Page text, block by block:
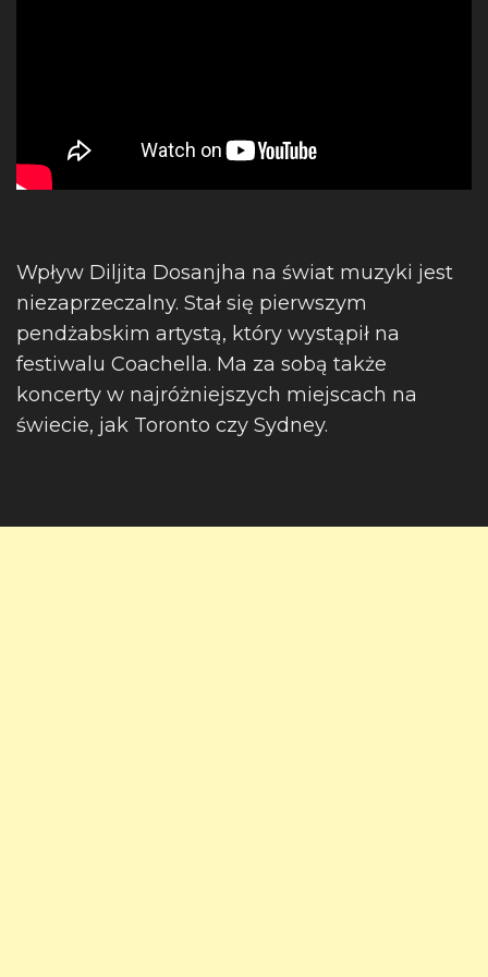
Wpływ Diljita Dosanjha na świat muzyki jest
niezaprzeczalny. Stał się pierwszym
pendżabskim artystą, który wystąpił na
festiwalu Coachella. Ma za sobą także
koncerty w najróżniejszych miejscach na
świecie, jak Toronto czy Sydney.